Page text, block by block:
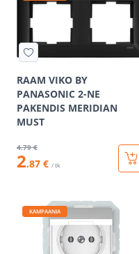
RAAM VIKO BY
PANASONIC 2-NE
PAKENDIS MERIDIAN
MUST
4.79 €
2.87 € / tk
KAMPAANIA